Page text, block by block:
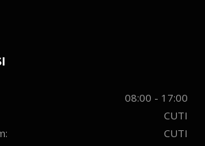
08:00 - 17:00
CUTI
CUTI